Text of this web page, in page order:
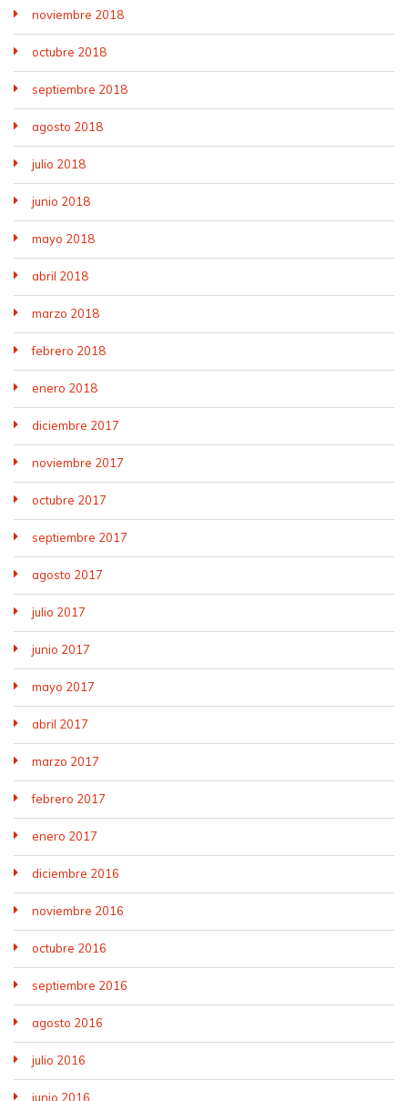
noviembre 2018
octubre 2018
septiembre 2018
agosto 2018
julio 2018
junio 2018
mayo 2018
abril 2018
marzo 2018
febrero 2018
enero 2018
diciembre 2017
noviembre 2017
octubre 2017
septiembre 2017
agosto 2017
julio 2017
junio 2017
mayo 2017
abril 2017
marzo 2017
febrero 2017
enero 2017
diciembre 2016
noviembre 2016
octubre 2016
septiembre 2016
agosto 2016
julio 2016
junio 2016